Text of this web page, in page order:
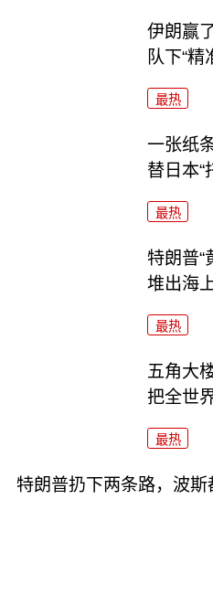
伊朗赢
队下“精
最热
一张纸
替日本“
最热
特朗普“
堆出海
最热
五角大
把全世
最热
特朗普扔下两条路，波